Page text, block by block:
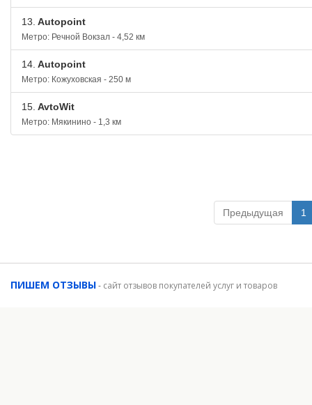
13. Autopoint
Метро: Речной Вокзал - 4,52 км
14. Autopoint
Метро: Кожуховская - 250 м
15. AvtoWit
Метро: Мякинино - 1,3 км
Предыдущая 1
ПИШЕМ ОТЗЫВЫ- сайт отзывов покупателей услуг и товаров